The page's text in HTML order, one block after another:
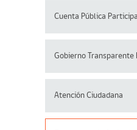
Cuenta Pública
Gobierno Transparente
Atención Ciudadana